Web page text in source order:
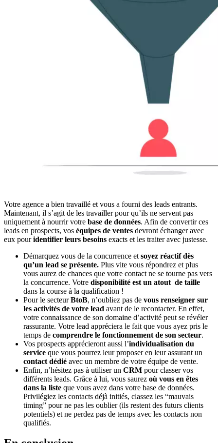
Votre agence a bien travaillé et vous a fourni des leads entrants.
Maintenant, il s’agit de les travailler pour qu’ils ne servent pas
uniquement à nourrir votre base de données. Afin de convertir ces
leads en prospects, vos équipes de ventes devront échanger avec
eux pouridentifier leurs besoins exacts et les traiter avec justesse.
Démarquez vous de la concurrence et soyez réactif dès
qu’un lead se présente. Plus vite vous répondrez et plus
vous aurez de chances que votre contact ne se tourne pas vers
la concurrence. Votre disponibilité est un atout de taille
dans la course à la qualification !
Pour le secteurBtoB, n’oubliez pas de vous renseigner sur
les activités de votre lead avant de le recontacter. En effet,
votre connaissance de son domaine d’activité peut se révéler
rassurante. Votre lead appréciera le fait que vous ayez pris le
temps de comprendre le fonctionnement de son secteur.
Vos prospects apprécieront aussi l’individualisation du
service que vous pourrez leur proposer en leur assurant un
contact dédié avec un membre de votre équipe de vente.
Enfin, n’hésitez pas à utiliser un CRM pour classer vos
différents leads. Grâce à lui, vous saurez où vous en êtes
dans la liste que vous avez dans votre base de données.
Privilégiez les contacts déjà initiés, classez les “mauvais
timing” pour ne pas les oublier (ils restent des futurs clients
potentiels) et ne perdez pas de temps avec les contacts non
qualifiés.